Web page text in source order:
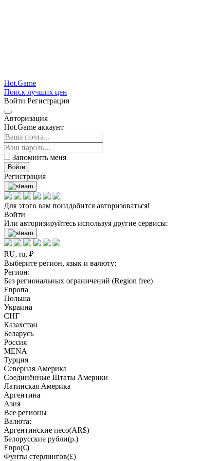
Hot.Game
Поиск лучших цен
Войти Регистрация
Авторизация
Hot.Game аккаунт
Запомнить меня
Войти
Регистрация
Для этого вам понадобится авторизоваться!
Войти
Или авторизируйтесь используя другие сервисы:
RU, ru, ₽
Выберите регион, язык и валюту:
Регион:
Без региональных ограничений (Region free)
Европа
Польша
Украина
СНГ
Казахстан
Беларусь
Россия
MENA
Турция
Северная Америка
Соединённые Штаты Америки
Латинская Америка
Аргентина
Азия
Все регионы
Валюта:
Аргентинские песо(AR$)
Белорусские рубли(р.)
Евро(€)
Фунты стерлингов(£)